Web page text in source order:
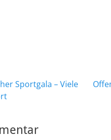
Sportgala – Viele